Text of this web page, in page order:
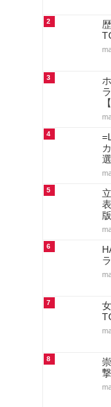
2
3
4
5
版
6
7
8